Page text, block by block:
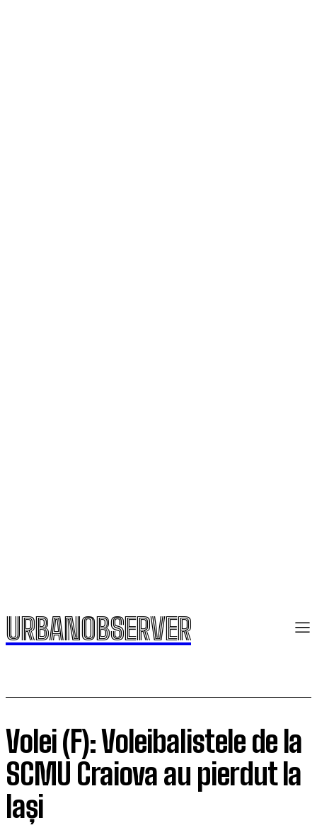
URBANOBSERVER
Volei (F): Voleibalistele de la
SCMU Craiova au pierdut la
Iași